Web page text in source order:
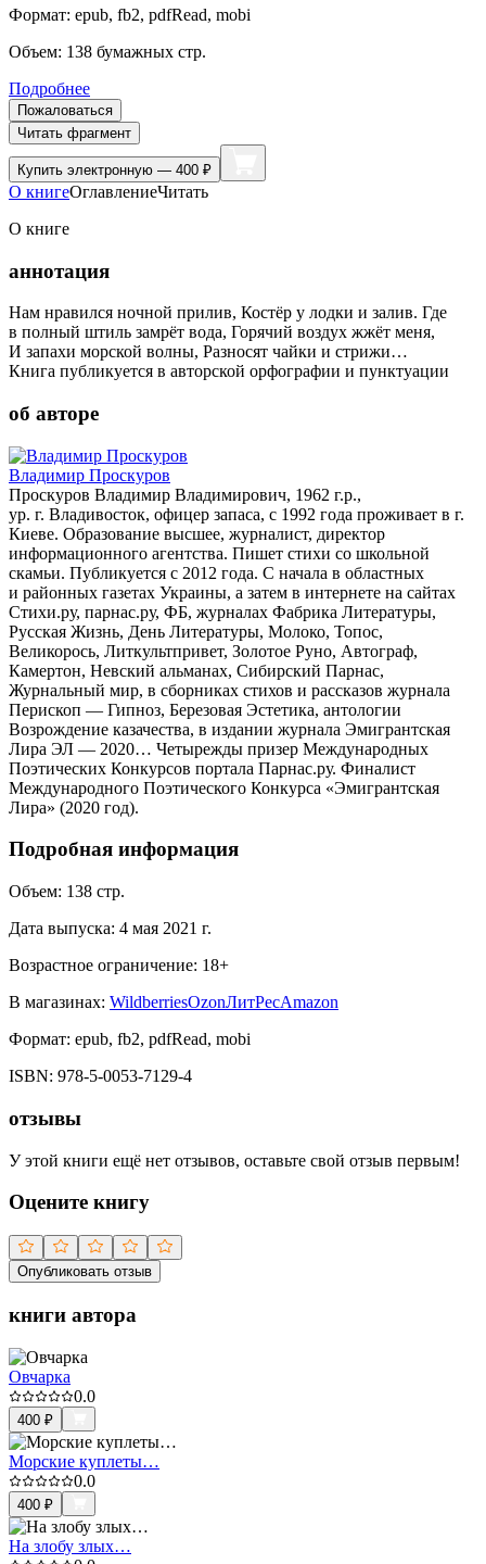
Формат: epub, fb2, pdfRead, mobi
Объем: 138 бумажных стр.
Подробнее
Пожаловаться
Читать фрагмент
Купить электронную — 400 ₽
О книгеОглавлениеЧитать
О книге
аннотация
Нам нравился ночной прилив, Костёр у лодки и залив. Где
в полный штиль замрёт вода, Горячий воздух жжёт меня,
И запахи морской волны, Разносят чайки и стрижи…
Книга публикуется в авторской орфографии и пунктуации
об авторе
Владимир Проскуров
Проскуров Владимир Владимирович, 1962 г.р.,
ур. г. Владивосток, офицер запаса, с 1992 года проживает в г.
Киеве. Образование высшее, журналист, директор
информационного агентства. Пишет стихи со школьной
скамьи. Публикуется с 2012 года. С начала в областных
и районных газетах Украины, а затем в интернете на сайтах
Стихи.ру, парнас.ру, ФБ, журналах Фабрика Литературы,
Русская Жизнь, День Литературы, Молоко, Топос,
Великорось, Литкультпривет, Золотое Руно, Автограф,
Камертон, Невский альманах, Сибирский Парнас,
Журнальный мир, в сборниках стихов и рассказов журнала
Перископ — Гипноз, Березовая Эстетика, антологии
Возрождение казачества, в издании журнала Эмигрантская
Лира ЭЛ — 2020… Четырежды призер Международных
Поэтических Конкурсов портала Парнас.ру. Финалист
Международного Поэтического Конкурса «Эмигрантская
Лира» (2020 год).
Подробная информация
Объем: 138 стр.
Дата выпуска: 4 мая 2021 г.
Возрастное ограничение: 18+
В магазинах: WildberriesOzonЛитРесAmazon
Формат: epub, fb2, pdfRead, mobi
ISBN: 978-5-0053-7129-4
отзывы
У этой книги ещё нет отзывов, оставьте свой отзыв первым!
Оцените книгу
Опубликовать отзыв
книги автора
Овчарка
0.0
400 ₽
Морские куплеты…
0.0
400 ₽
На злобу злых…